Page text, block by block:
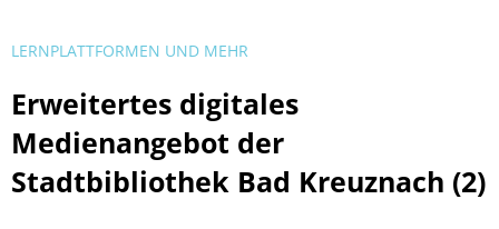
LERNPLATTFORMEN UND MEHR
Erweitertes digitales
Medienangebot der
Stadtbibliothek Bad Kreuznach (2)